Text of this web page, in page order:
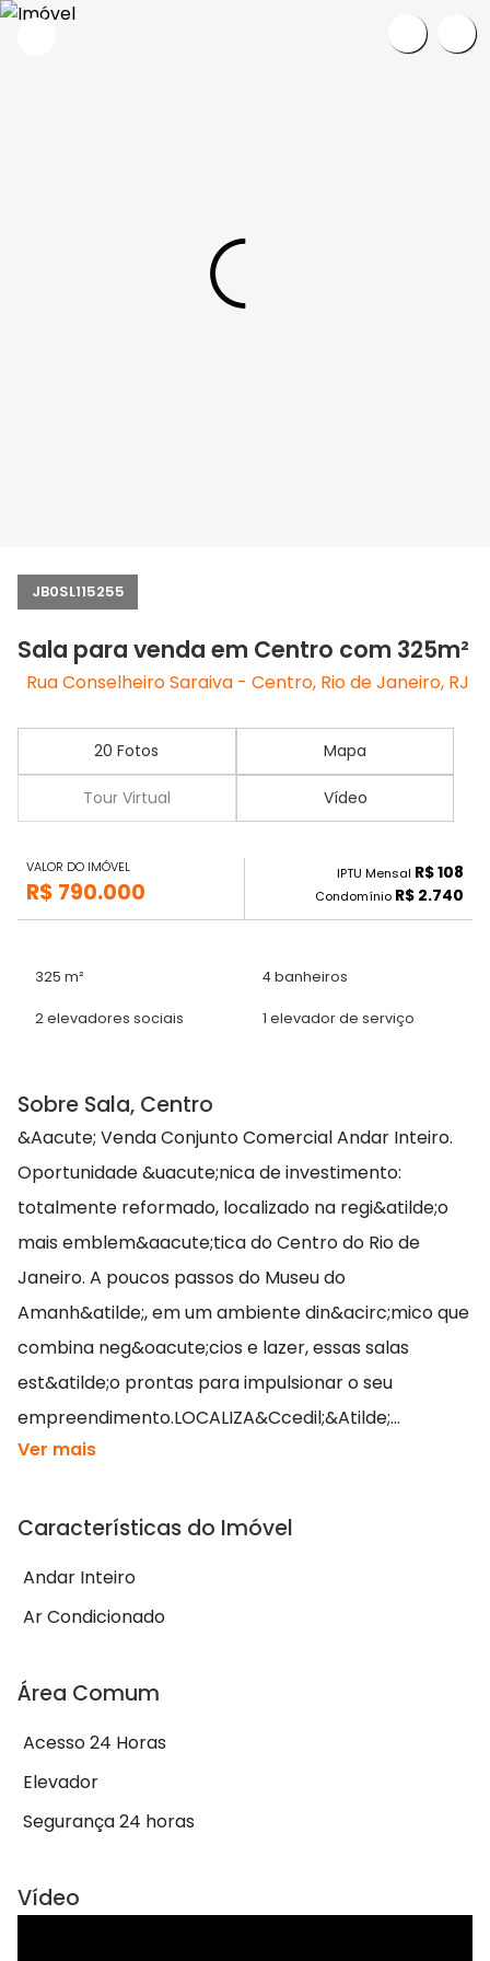
JB0SL115255
Sala para venda em Centro com 325m²
Rua Conselheiro Saraiva - Centro, Rio de Janeiro, RJ
20 Fotos Mapa
Tour Virtual Vídeo
VALOR DO IMÓVEL
R$ 790.000
IPTU Mensal R$ 108
Condomínio R$ 2.740
325 m² 4 banheiros
2 elevadores sociais 1 elevador de serviço
Sobre Sala, Centro
&Aacute; Venda Conjunto Comercial Andar Inteiro.
Oportunidade &uacute;nica de investimento:
totalmente reformado, localizado na regi&atilde;o
mais emblem&aacute;tica do Centro do Rio de
Janeiro. A poucos passos do Museu do
Amanh&atilde;, em um ambiente din&acirc;mico que
combina neg&oacute;cios e lazer, essas salas
est&atilde;o prontas para impulsionar o seu
empreendimento.LOCALIZA&Ccedil;&Atilde;...
Ver mais
Características do Imóvel
Andar Inteiro
Ar Condicionado
Área Comum
Acesso 24 Horas
Elevador
Segurança 24 horas
Vídeo